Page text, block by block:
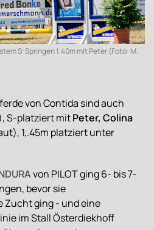
S-Springen 1.40m mit Peter (Foto: M.
von Contida sind auch
S-platziert mitPeter, Colina
1,.45m platziert unter
von PILOT ging 6- bis 7-
bevor sie
Zucht ging - und eine
im Stall Österdiekhoff